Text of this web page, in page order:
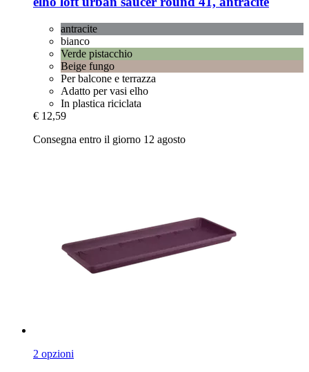
antracite
bianco
Verde pistacchio
Beige fungo
Per balcone e terrazza
Adatto per vasi elho
In plastica riciclata
€ 12,59
Consegna entro il giorno 12 agosto
2 opzioni